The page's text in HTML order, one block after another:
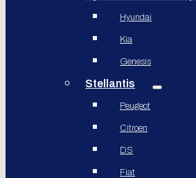
Hyundai
Kia
Genesis
Stellantis
Peugeot
Citroen
DS
Fiat